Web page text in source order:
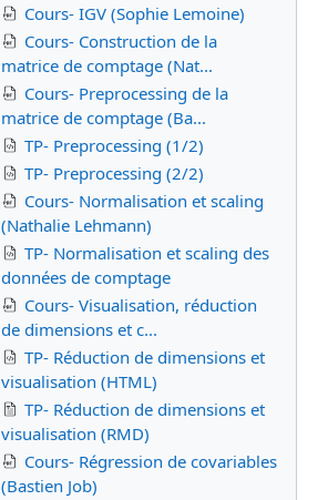
Cours- IGV (Sophie Lemoine)
Cours- Construction de la
matrice de comptage (Nat...
Cours- Preprocessing de la
matrice de comptage (Ba...
TP- Preprocessing (1/2)
TP- Preprocessing (2/2)
Cours- Normalisation et scaling
(Nathalie Lehmann)
TP- Normalisation et scaling des
données de comptage
Cours- Visualisation, réduction
de dimensions et c...
TP- Réduction de dimensions et
visualisation (HTML)
TP- Réduction de dimensions et
visualisation (RMD)
Cours- Régression de covariables
(Bastien Job)